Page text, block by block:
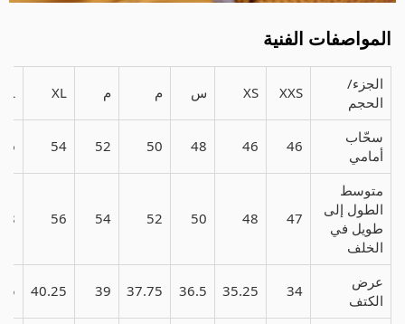
المواصفات الفنية
الجزء/
الحجم
XXS
XS س م م XL
سحّاب
أمامي
46
46
48
50
52
54
56
متوسط
الطول إلى
طويل في
الخلف
47
48
50
52
54
56
58
عرض
الكتف
34
35.25
36.5
37.75
39
40.25